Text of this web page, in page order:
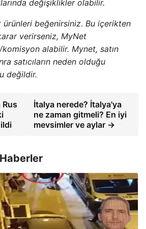
değişiklikler olabilir.
ürünleri beğenirsiniz. Bu içerikten
verirseniz, MyNet
alabilir. Mynet, satın
satıcıların neden olduğu
değildir.
İtalya nerede? İtalya'ya
ne zaman gitmeli? En iyi
mevsimler ve aylar →